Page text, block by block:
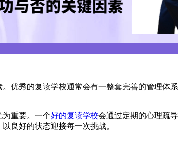
秀的复读学校通常会有一整套完善的管理体
重要。一个好的复读学校会通过定期的心理疏
良好的状态迎接每一次挑战。